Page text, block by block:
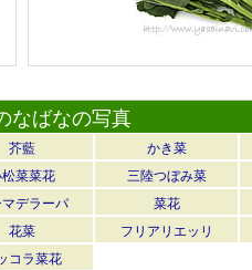
なばなの写真
芥藍 かき菜
菜菜花 三陸つぼみ菜
デラーパ 菜花
花菜 フリアリエッリ
コラ菜花